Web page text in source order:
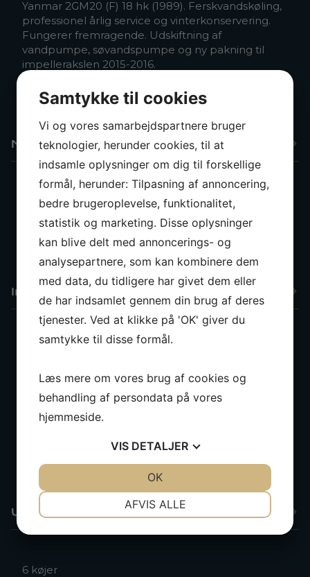
Yanmar 2GM20 (F) 18 hk (1989). Ferskvandskøling,
professionel årlig service og vinterkonservering.
Fungerer fremragende. Udskiftning af
vandpumpe, søvandspumpe og ny pakning til
impellerakslen 2015-2016.
Wallas dieselvarmer
Rustfri vand- og dieseltanke
Navigation & instrumenter
GPS med log (Garmin GPSMAP 2006/2010, GPS17)
Kompas
VHF
Lanterners
Interiør & Komfort
Smukt udskåret rorpind
Meget fin og sparsomt brugt sprayhood med
vinduer på siderne og foran over sprayhood.
Sprayhooden dækker også agterkahytten, så det
er muligt at gå tørskoet mellem for- og
Toilet (Sealock) med tank samt tømning i havet
Underholdning
6 køjer
Samtykke til cookies
Vi og vores samarbejdspartnere bruger
teknologier, herunder cookies, til at
indsamle oplysninger om dig til forskellige
formål, herunder: Tilpasning af annoncering,
bedre brugeroplevelse, funktionalitet,
statistik og marketing. Disse oplysninger
kan blive delt med annoncerings- og
analysepartnere, som kan kombinere dem
med data, du tidligere har givet dem eller
de har indsamlet gennem din brug af deres
tjenester. Ved at klikke på 'OK' giver du
samtykke til disse formål.
Læs mere om vores brug af cookies og
behandling af persondata på vores
hjemmeside.
VIS DETALJER
AFVIS ALLE
OK